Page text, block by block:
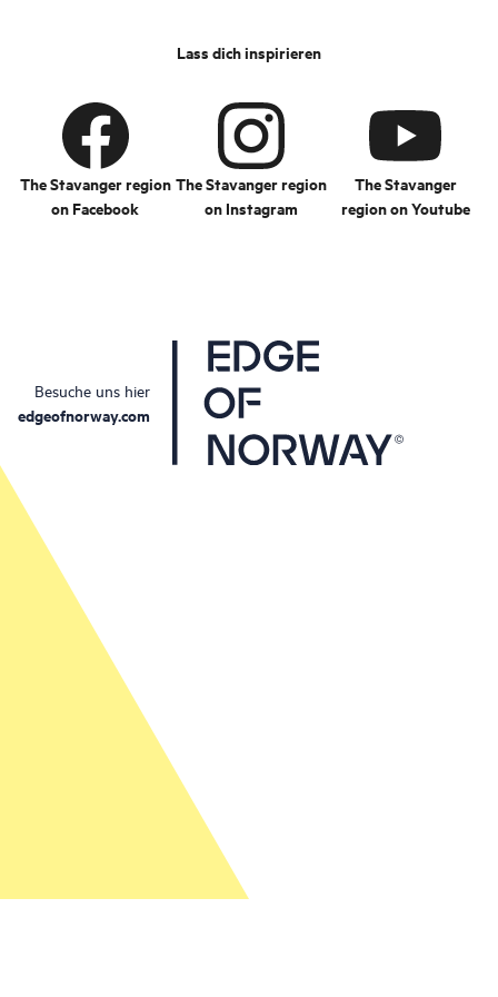
Lass dich inspirieren
The Stavanger region
on Facebook
The Stavanger region
on Instagram
The Stavanger
region on Youtube
Besuche uns hier
edgeofnorway.com